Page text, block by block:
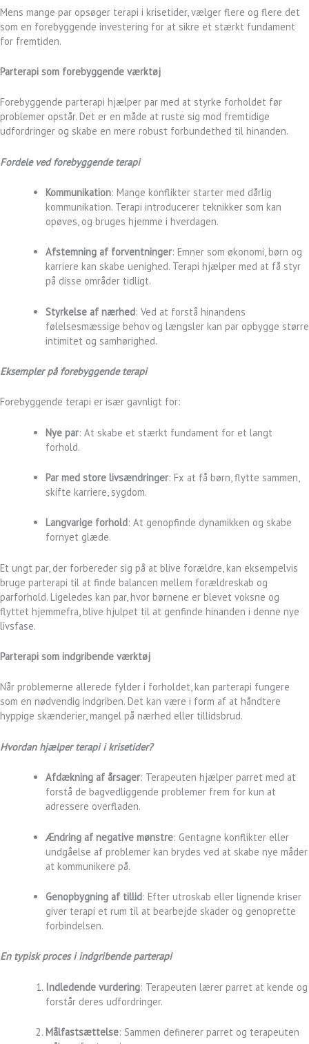
Mens mange par opsøger terapi i krisetider, vælger flere og flere det
som en forebyggende investering for at sikre et stærkt fundament
for fremtiden.
Parterapi som forebyggende værktøj
Forebyggende parterapi hjælper par med at styrke forholdet før
problemer opstår. Det er en måde at ruste sig mod fremtidige
udfordringer og skabe en mere robust forbundethed til hinanden.
Fordele ved forebyggende terapi
Kommunikation: Mange konflikter starter med dårlig
kommunikation. Terapi introducerer teknikker som kan
opøves, og bruges hjemme i hverdagen.
Afstemning af forventninger: Emner som økonomi, børn og
karriere kan skabe uenighed. Terapi hjælper med at få styr
på disse områder tidligt.
Styrkelse af nærhed: Ved at forstå hinandens
følelsesmæssige behov og længsler kan par opbygge større
intimitet og samhørighed.
Eksempler på forebyggende terapi
Forebyggende terapi er især gavnligt for:
Nye par: At skabe et stærkt fundament for et langt
forhold.
Par med store livsændringer: Fx at få børn, flytte sammen,
skifte karriere, sygdom.
Langvarige forhold: At genopfinde dynamikken og skabe
fornyet glæde.
Et ungt par, der forbereder sig på at blive forældre, kan eksempelvis
bruge parterapi til at finde balancen mellem forældreskab og
parforhold. Ligeledes kan par, hvor børnene er blevet voksne og
flyttet hjemmefra, blive hjulpet til at genfinde hinanden i denne nye
livsfase.
Parterapi som indgribende værktøj
Når problemerne allerede fylder i forholdet, kan parterapi fungere
som en nødvendig indgriben. Det kan være i form af at håndtere
hyppige skænderier, mangel på nærhed eller tillidsbrud.
Hvordan hjælper terapi i krisetider?
Afdækning af årsager: Terapeuten hjælper parret med at
forstå de bagvedliggende problemer frem for kun at
adressere overfladen.
Ændring af negative mønstre: Gentagne konflikter eller
undgåelse af problemer kan brydes ved at skabe nye måder
at kommunikere på.
Genopbygning af tillid: Efter utroskab eller lignende kriser
giver terapi et rum til at bearbejde skader og genoprette
forbindelsen.
En typisk proces i indgribende parterapi
Indledende vurdering: Terapeuten lærer parret at kende og
forstår deres udfordringer.
Målfastsættelse: Sammen definerer parret og terapeuten